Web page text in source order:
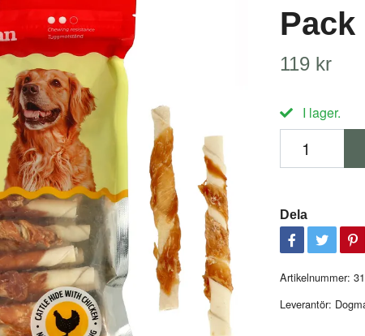
Pack
119 kr
I lager.
Dela
Artikelnummer:
Leverantör: